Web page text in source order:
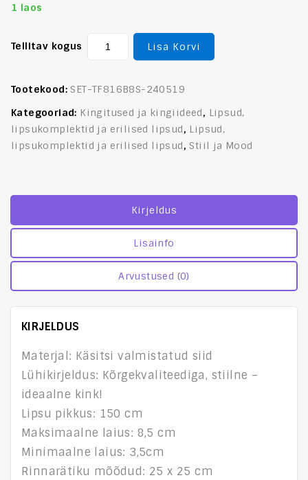
1 laos
Tellitav kogus Lisa Korvi
Tootekood: SET-TF816B8S-240519
Kategooriad: Kingitused ja kingiideed, Lipsud,
lipsukomplektid ja erilised lipsud, Lipsud,
lipsukomplektid ja erilised lipsud, Stiil ja Mood
Kirjeldus
Lisainfo
Arvustused (0)
KIRJELDUS
Materjal: Käsitsi valmistatud siid
Lühikirjeldus: Kõrgekvaliteediga, stiilne –
ideaalne kink!
Lipsu pikkus: 150 cm
Maksimaalne laius: 8,5 cm
Minimaalne laius: 3,5cm
Rinnarätiku mõõdud: 25 x 25 cm